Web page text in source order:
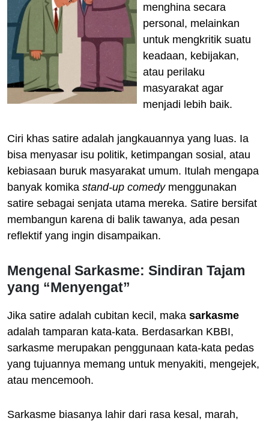
menghina secara
personal, melainkan
untuk mengkritik suatu
keadaan, kebijakan,
atau perilaku
masyarakat agar
menjadi lebih baik.
Ciri khas satire adalah jangkauannya yang luas. Ia
bisa menyasar isu politik, ketimpangan sosial, atau
kebiasaan buruk masyarakat umum. Itulah mengapa
banyak komika stand-up comedymenggunakan
satire sebagai senjata utama mereka. Satire bersifat
membangun karena di balik tawanya, ada pesan
reflektif yang ingin disampaikan.
Mengenal Sarkasme: Sindiran Tajam
yang “Menyengat”
Jika satire adalah cubitan kecil, maka sarkasme
adalah tamparan kata-kata. Berdasarkan KBBI,
sarkasme merupakan penggunaan kata-kata pedas
yang tujuannya memang untuk menyakiti, mengejek,
atau mencemooh.
Sarkasme biasanya lahir dari rasa kesal, marah,